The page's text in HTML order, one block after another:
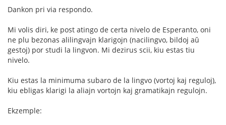
Dankon pri via respondo.
Mi volis diri, ke post atingo de certa nivelo de Esperanto, oni
ne plu bezonas alilingvajn klarigojn (nacilingvo, bildoj aŭ
gestoj) por studi la lingvon. Mi dezirus scii, kiu estas tiu
nivelo.
Kiu estas la minimuma subaro de la lingvo (vortoj kaj reguloj),
kiu ebligas klarigi la aliajn vortojn kaj gramatikajn regulojn.
Ekzemple: